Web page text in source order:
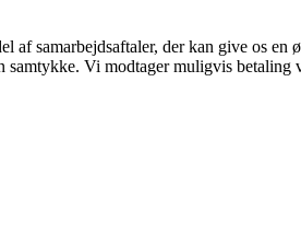
af samarbejdsaftaler, der kan give os en
Vi modtager muligvis betaling